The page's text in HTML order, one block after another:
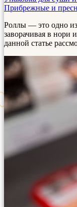
Прибрежные и
Роллы — это одно
заворачивая в нори
данной статье